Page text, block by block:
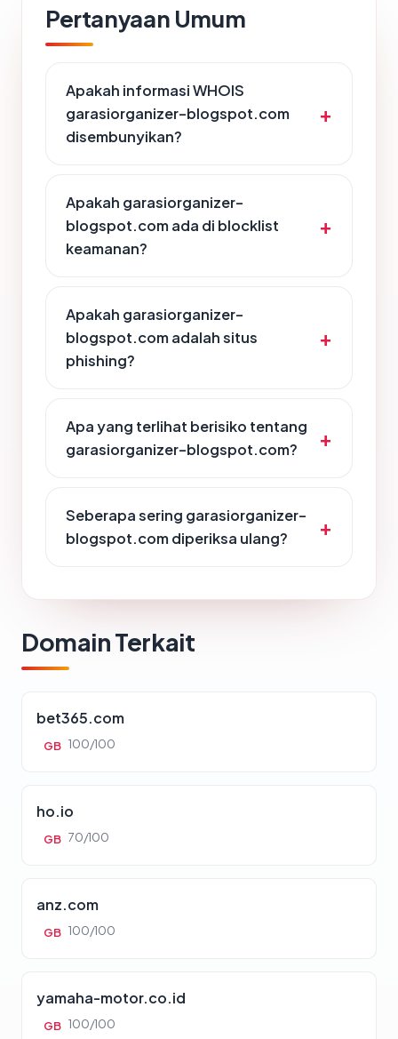
Pertanyaan Umum
Apakah informasi WHOIS
garasiorganizer-blogspot.com
disembunyikan?
Apakah garasiorganizer-
blogspot.com ada di blocklist
keamanan?
Apakah garasiorganizer-
blogspot.com adalah situs
phishing?
Apa yang terlihat berisiko tentang
garasiorganizer-blogspot.com?
Seberapa sering garasiorganizer-
blogspot.com diperiksa ulang?
Domain Terkait
bet365.com
GB 100/100
ho.io
GB 70/100
anz.com
GB 100/100
yamaha-motor.co.id
GB 100/100